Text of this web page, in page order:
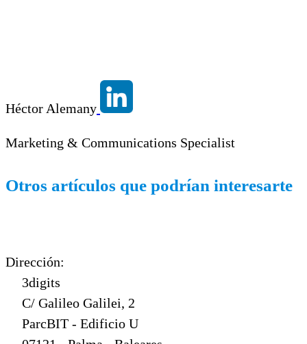
Héctor Alemany
Marketing & Communications Specialist
Otros artículos que podrían interesarte
Dirección:
3digits
C/ Galileo Galilei, 2
ParcBIT - Edificio U